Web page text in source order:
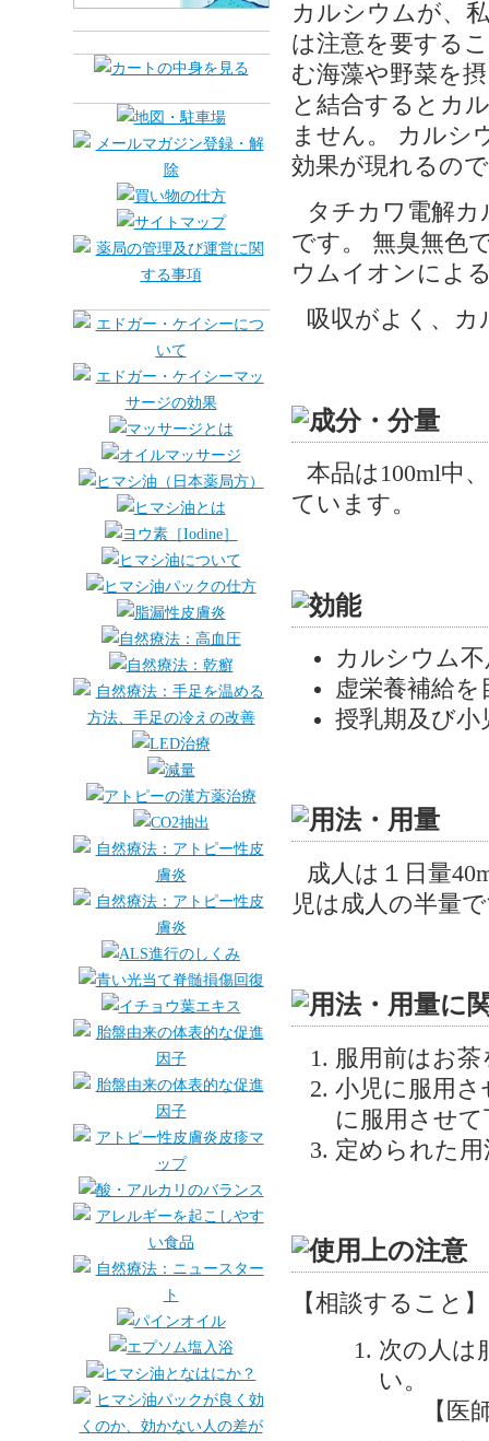
カルシウムが、
は注意を要する
む海藻や野菜を
と結合するとカ
ません。 カルシ
効果が現れるの
タチカワ電解
です。 無臭無色
ウムイオンによ
吸収がよく、カ
本品は100ml中
ています。
カルシウム不
虚栄養補給
授乳期及び
成人は１日量
児は成人の半量
服用前はお
小児に服用
に服用させ
定められた
【相談すること】
次の人は
い。
【医